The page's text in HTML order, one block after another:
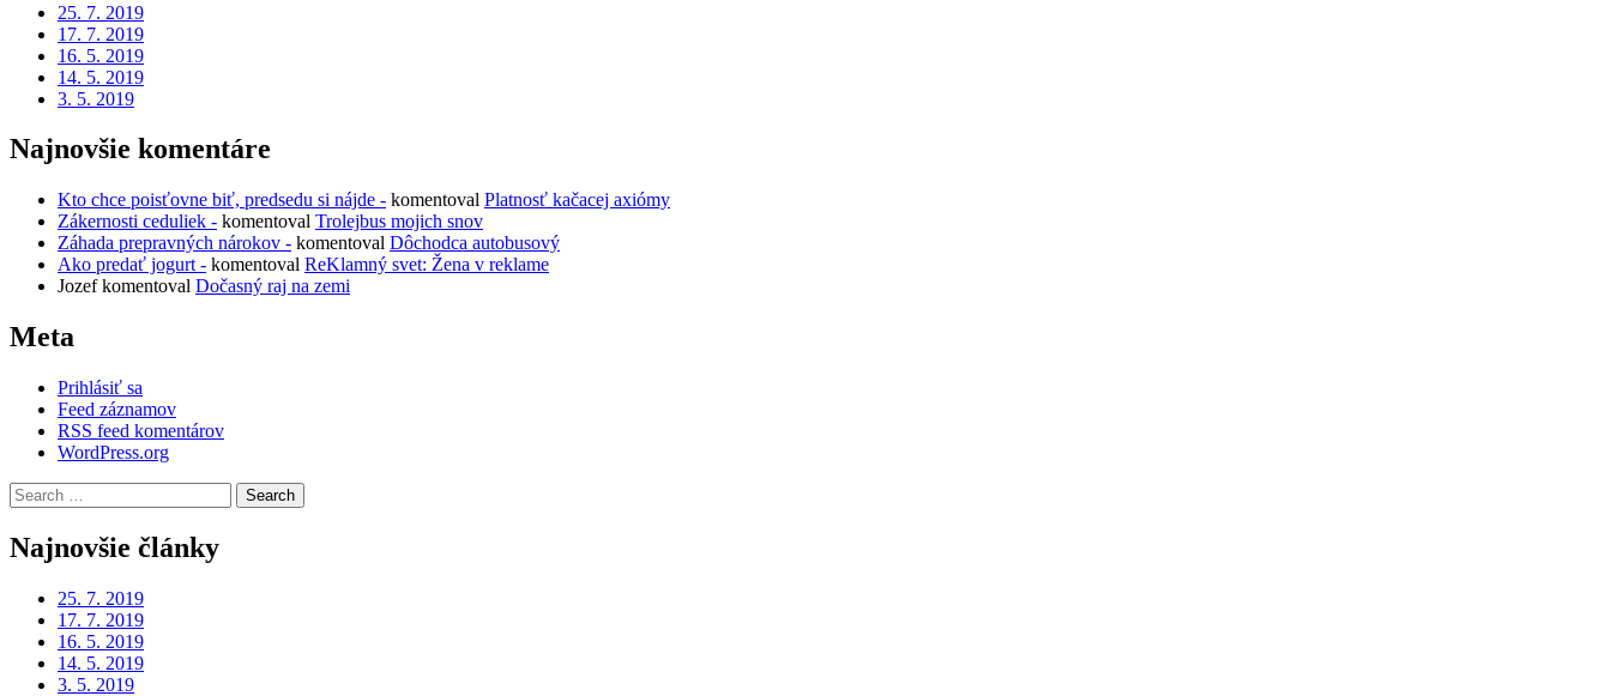
25. 7. 2019
17. 7. 2019
16. 5. 2019
14. 5. 2019
3. 5. 2019
Najnovšie komentáre
Kto chce poisťovne biť, predsedu si nájde - komentoval Platnosť kačacej axiómy
Zákernosti ceduliek - komentoval Trolejbus mojich snov
Záhada prepravných nárokov - komentoval Dôchodca autobusový
Ako predať jogurt - komentoval ReKlamný svet: Žena v reklame
Jozefkomentoval Dočasný raj na zemi
Meta
Prihlásiť sa
Feed záznamov
RSS feed komentárov
WordPress.org
Search
for:
Najnovšie články
25. 7. 2019
17. 7. 2019
16. 5. 2019
14. 5. 2019
3. 5. 2019